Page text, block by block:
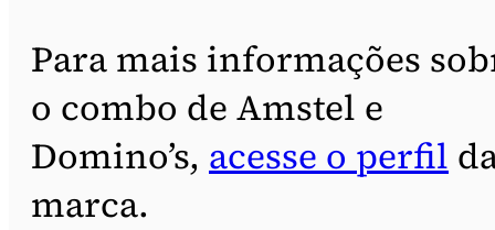
Para mais informações
o combo de Amstel e
Domino’s, acesse o perfil
marca.